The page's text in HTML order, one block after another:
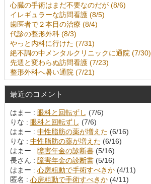
心臓の手術はまだ不要なのだが (8/6)
イレギュラーな訪問看護 (8/5)
歯医者で２本目の治療 (8/4)
代診の整形外科 (8/3)
やっと内科に行けた (7/31)
絶不調の中メンタルクリニックに通院 (7/30)
先週と変わらぬ訪問看護 (7/23)
整形外科へ暑い通院 (7/21)
最近のコメント
はまー : 眼科と回転ずし (7/6)
りな : 眼科と回転ずし (7/6)
はまー : 中性脂肪の薬が増えた (6/16)
りな : 中性脂肪の薬が増えた (6/16)
はまー : 障害年金の診断書(5/16)
長さん : 障害年金の診断書(5/16)
はまー : 心房粗動で手術すべきか(4/11)
匿名 : 心房粗動で手術すべきか(4/11)